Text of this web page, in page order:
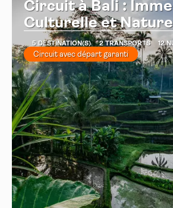
Circuit à Bali :
Culturelle et
5 DESTINATION(S) 2 TRANSPORTS 12
Circuit avec départ garanti